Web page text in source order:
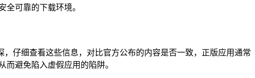
可靠的下载环境。
仔细查看这些信息，对比官方公布的内容是否一致，正版应用通常
避免陷入虚假应用的陷阱。